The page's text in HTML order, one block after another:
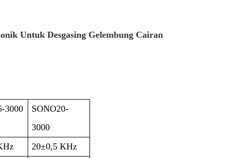
Untuk Desgasing Gelembung Cairan
3000
SONO20-
3000
20±0,5 KHz